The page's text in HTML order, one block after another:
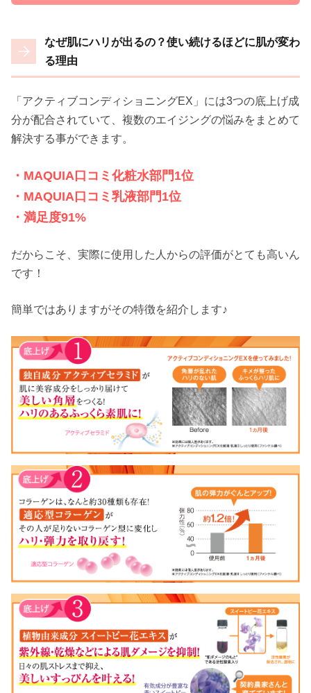
なぜ肌にハリが出るの？使い続けるほどに肌が変わ
る理由
「アクティブコンディショニングEX」には3つの底上げ成
分が配合されていて、複数のエイジングの悩みをまとめて
解決する事ができます。
・MAQUIA口コミ化粧水部門1位
・MAQUIA口コミ乳液部門1位
・満足度91%
だからこそ、実際に使用した人からの評価がとても高いん
です！
簡単ではありますがその特徴を紹介します♪